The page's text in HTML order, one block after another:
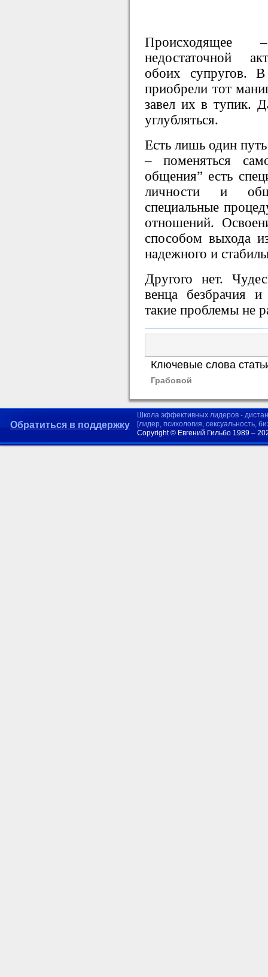
Происходящее
недостаточной
обоих супругов.
приобрели тот
завел их в тупик.
углубляться.
Есть лишь один
– поменяться
общения” есть
личности и
специальные
отношений.
способом выхода
надежного и
Другого нет.
венца безбрачия
такие проблемы не
Ключевые слова
Грабовой
Обратиться в поддержку
Школа эффективных лидеров -
[лидер, психология, сексуальность,
Copyright © Евгений Гильбо 1989 –